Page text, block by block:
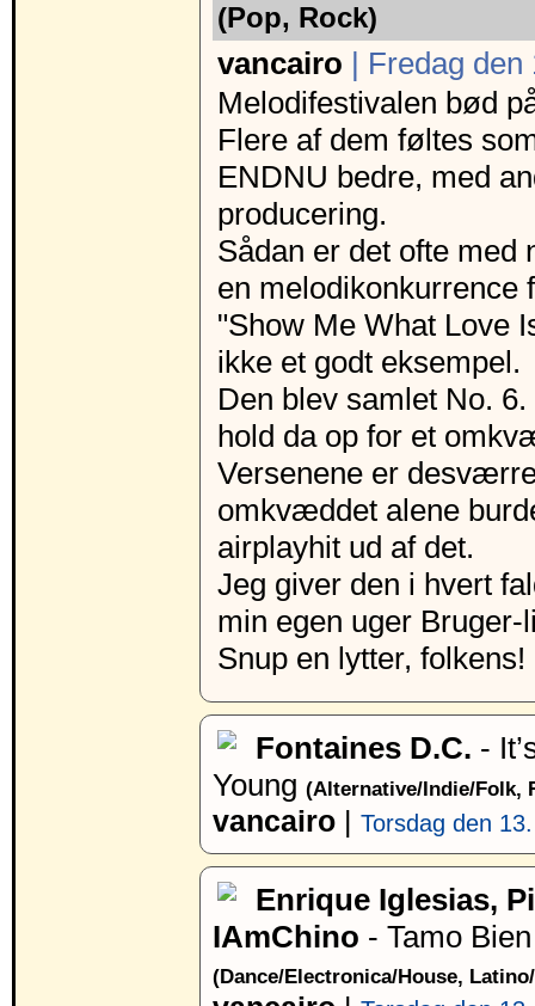
(Pop, Rock)
vancairo | Fredag den
Melodifestivalen bød
Flere af dem føltes
ENDNU bedre, med
producering.
Sådan er det ofte med
en melodikonkurrence
"Show Me What Love
ikke et godt eksempel.
Den blev samlet No.
hold da op for et
Versenene er
omkvæddet alene
airplayhit ud af det.
Jeg giver den i hvert
min egen uger Bruger-
Snup en lytter, folkens!
Fontaines D.C. -
Young (Alternative/Indie/Folk,
vancairo | Torsdag den
Enrique Iglesias,
IAmChino - Tamo Bien
(Dance/Electronica/House,